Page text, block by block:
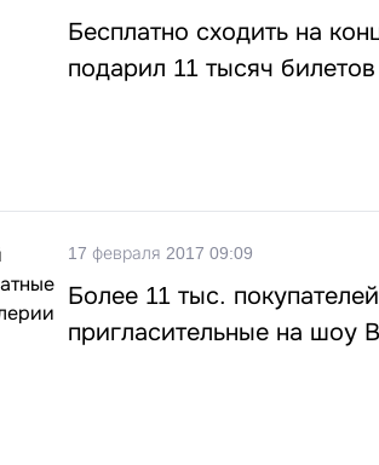
Бесплатно сходить на
подарил 11 тысяч билетов
17 февраля 2017 09:09
Более 11 тыс.
пригласительные на шоу